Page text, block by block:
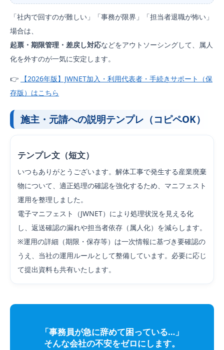
「社内で回すのが難しい」「事務が限界」「担当者退職が怖い」
場合は、
起票・期限管理・差戻し対応などをアウトソーシングして、属人
化を外すのが一気に安定します。
👉
【2026年版】JWNET加入・利用代表者・手続きサポート（保
存版）はこちら
施主・元請への説明テンプレ（コピペOK）
テンプレ文（短文）
いつもありがとうございます。解体工事で発生する産業廃棄
物について、適正処理の確認を強化するため、マニフェスト
運用を整理しました。
電子マニフェスト（JWNET）により処理状況を見える化
し、返送確認の漏れや担当者依存（属人化）を減らします。
※運用の詳細（期限・保存等）は一次情報に基づき要確認の
うえ、当社の運用ルールとして整備しています。必要に応じ
て提出資料も共有いたします。
「事務員が急に辞めて困っている…」
そんな会社の不安をゼロにします。